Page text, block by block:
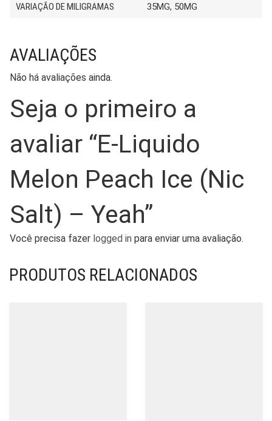
VARIAÇÃO DE MILIGRAMAS 35MG, 50MG
AVALIAÇÕES
Não há avaliações ainda.
Seja o primeiro a
avaliar “E-Liquido
Melon Peach Ice (Nic
Salt) – Yeah”
Você precisa fazer logged in para enviar uma avaliação.
PRODUTOS RELACIONADOS